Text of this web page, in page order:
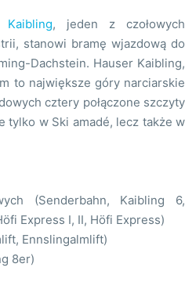
Kaibling, jeden z czołowych
stanowi bramę wjazdową do
Dachstein. Hauser Kaibling,
to największe góry narciarskie
cztery połączone szczyty
tylko w Ski amadé, lecz także w
(Senderbahn, Kaibling 6,
Express I, II, Höfi Express)
Ennslingalmlift)
8er)